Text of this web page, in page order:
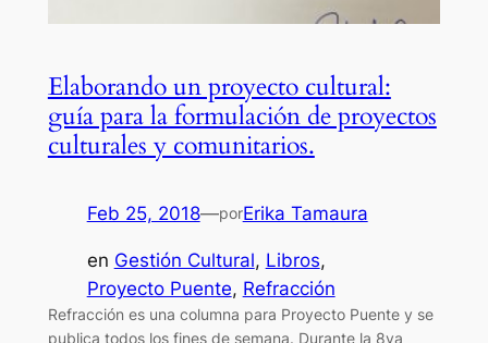
Elaborando un proyecto cultural:
guía para la formulación de proyectos
culturales y comunitarios.
Feb 25, 2018—porErika Tamaura
en Gestión Cultural, Libros
Proyecto Puente, Refracción
Refracción es una columna para Proyecto Puente y se
publica todos los fines de semana. Durante la 8va